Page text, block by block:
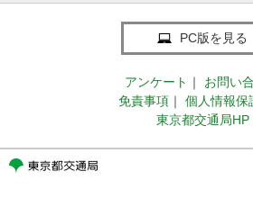
PC版を見る
アンケート ｜
お問い
免責事項 ｜
個人情報保
東京都交通局HP